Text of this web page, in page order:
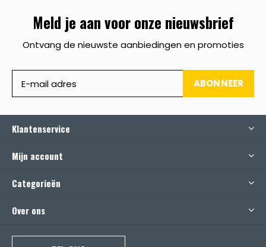
Meld je aan voor onze nieuwsbrief
Ontvang de nieuwste aanbiedingen en promoties
ABONNEER
Klantenservice
Mijn account
Categorieën
Over ons